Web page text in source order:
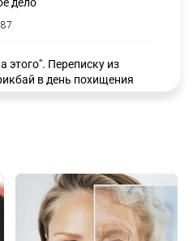
этого". Переписку из
в день похищения
Предлагаем обзор
4 августа
направил телеграмму